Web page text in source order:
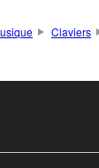
Claviers